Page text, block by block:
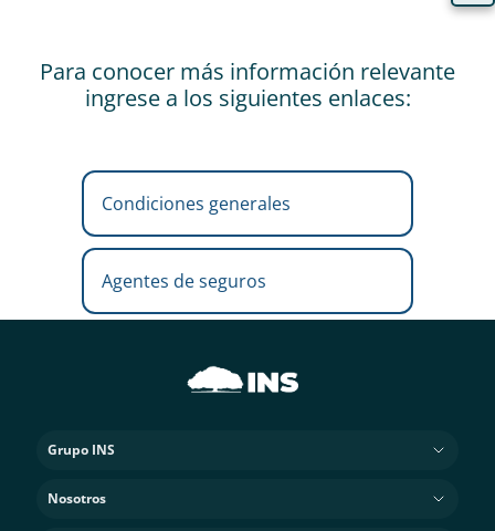
Para conocer más información relevante
ingrese a los siguientes enlaces:
Condiciones generales
Agentes de seguros
Grupo INS
Nosotros